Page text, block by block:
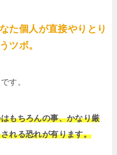
た個人が直接やりとり
ツボ。
す。
もちろんの事、かなり厳
れる恐れが有ります。